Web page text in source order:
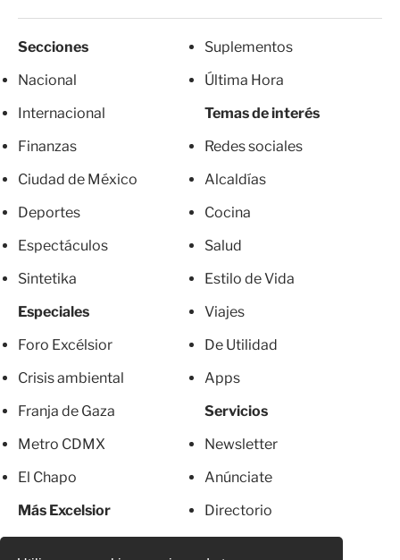
Secciones
Nacional
Internacional
Finanzas
Ciudad de México
Deportes
Espectáculos
Sintetika
Especiales
Foro Excélsior
Crisis ambiental
Franja de Gaza
Metro CDMX
El Chapo
Más Excelsior
Suplementos
Última Hora
Temas de interés
Redes sociales
Alcaldías
Cocina
Salud
Estilo de Vida
Viajes
De Utilidad
Apps
Servicios
Newsletter
Anúnciate
Directorio